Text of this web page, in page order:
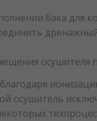
бака для
осушитель